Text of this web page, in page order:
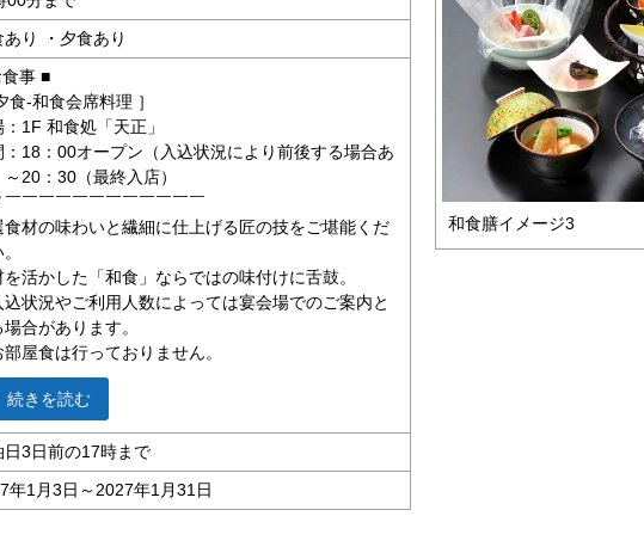
あり ・夕食あり
事 ■
食-和食会席料理 ］
1F 和食処「天正」
：18：00オープン（入込状況により前後する場合あ
～20：30（最終入店）
￣￣￣￣￣￣￣￣￣￣￣￣
食材の味わいと繊細に仕上げる匠の技をご堪能くだ
を活かした「和食」ならではの味付けに舌鼓。
状況やご利用人数によっては宴会場でのご案内と
場合があります。
屋食は行っておりません。
続きを読む
日3日前の17時まで
年1月3日～2027年1月31日
和食膳イメージ3